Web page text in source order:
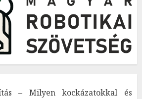
– Milyen kockázatokkal és